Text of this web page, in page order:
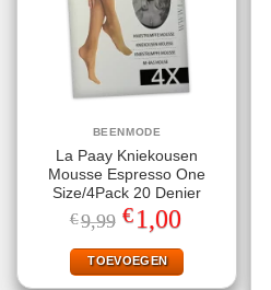
BEENMODE
La Paay Kniekousen
Mousse Espresso One
Size/4Pack 20 Denier
€9,99 Oorspronkelijke
prijs
was:
€9,99.
€1,00
is:
€1,00.
TOEVOEGEN